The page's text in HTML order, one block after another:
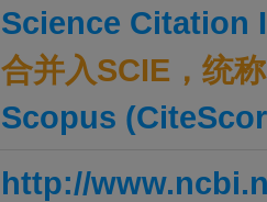
Science Citation
合并入SCIE，统
Scopus
http://